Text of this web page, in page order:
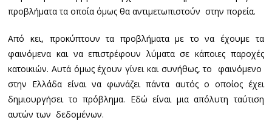
προβλήματα τα οποία όμως θα αντιμετωπιστούν στην πορεία.
Από κει, προκύπτουν τα προβλήματα με το να έχουμε τα
φαινόμενα και να επιστρέφουν λύματα σε κάποιες παροχές
κατοικιών. Αυτά όμως έχουν γίνει και συνήθως, το φαινόμενο
στην Ελλάδα είναι να φωνάζει πάντα αυτός ο οποίος έχει
δημιουργήσει το πρόβλημα. Εδώ είναι μια απόλυτη ταύτιση
αυτών των δεδομένων.